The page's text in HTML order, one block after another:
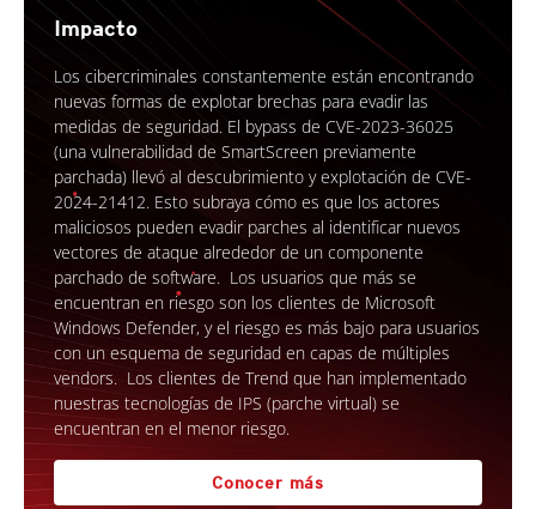
Impacto
Los cibercriminales constantemente están encontrando
nuevas formas de explotar brechas para evadir las
medidas de seguridad. El bypass de CVE-2023-36025
(una vulnerabilidad de SmartScreen previamente
parchada) llevó al descubrimiento y explotación de CVE-
2024-21412. Esto subraya cómo es que los actores
maliciosos pueden evadir parches al identificar nuevos
vectores de ataque alrededor de un componente
parchado de software. Los usuarios que más se
encuentran en riesgo son los clientes de Microsoft
Windows Defender, y el riesgo es más bajo para usuarios
con un esquema de seguridad en capas de múltiples
vendors. Los clientes de Trend que han implementado
nuestras tecnologías de IPS (parche virtual) se
encuentran en el menor riesgo.
Conocer más